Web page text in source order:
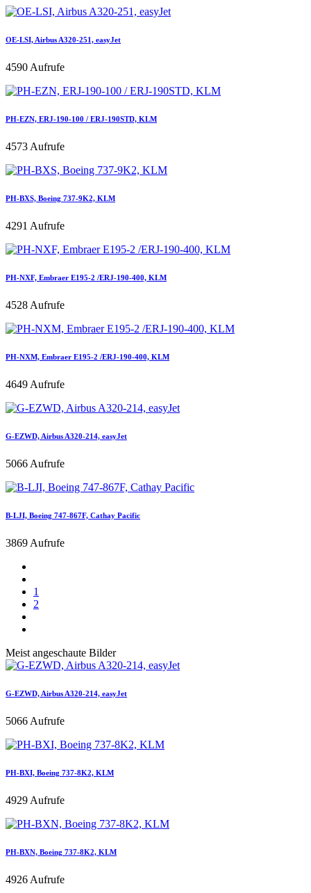
OE-LSI, Airbus A320-251, easyJet
4590 Aufrufe
PH-EZN, ERJ-190-100 / ERJ-190STD, KLM
4573 Aufrufe
PH-BXS, Boeing 737-9K2, KLM
4291 Aufrufe
PH-NXF, Embraer E195-2 /ERJ-190-400, KLM
4528 Aufrufe
PH-NXM, Embraer E195-2 /ERJ-190-400, KLM
4649 Aufrufe
G-EZWD, Airbus A320-214, easyJet
5066 Aufrufe
B-LJI, Boeing 747-867F, Cathay Pacific
3869 Aufrufe
1
2
Meist angeschaute Bilder
G-EZWD, Airbus A320-214, easyJet
5066 Aufrufe
PH-BXI, Boeing 737-8K2, KLM
4929 Aufrufe
PH-BXN, Boeing 737-8K2, KLM
4926 Aufrufe